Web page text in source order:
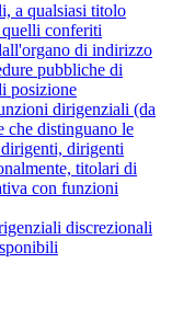
a qualsiasi titolo
conferiti
di indirizzo
pubbliche di
posizione
dirigenziali (da
che distinguano le
dirigenti
titolari di
con funzioni
discrezionali